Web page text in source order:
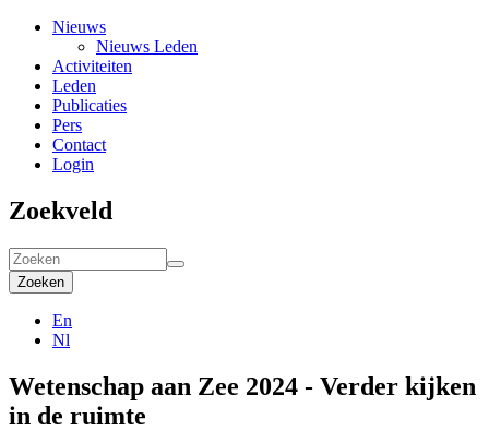
Nieuws
Nieuws Leden
Activiteiten
Leden
Publicaties
Pers
Contact
Login
Zoekveld
Zoeken
En
Nl
Wetenschap aan Zee 2024 - Verder kijken
in de ruimte